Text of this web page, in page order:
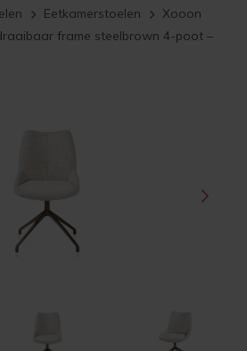
Eetkamerstoelen
Xooon
frame steelbrown 4-poot –